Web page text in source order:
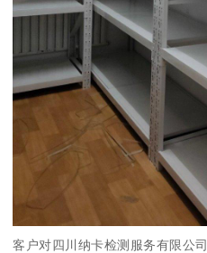
客户对四川纳卡检测服务有限公